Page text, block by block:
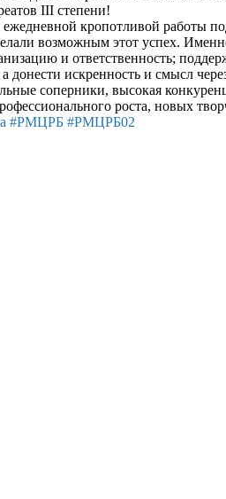
III степени!
кропотливой работы
возможным этот успех.
и ответственность;
донести искренность и смысл
соперники, высокая
роста, новых
#РМЦРБ #РМЦРБ02